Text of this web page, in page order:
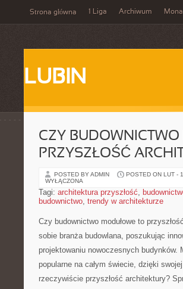
Strona główna 1 Liga Archiwum
LUBIN
CZY
PRZYSZŁOŚĆ
POSTED BY ADMIN POSTED ON LUT -
WYŁĄCZONA
Tagi: architektura przyszłość,
budownictwo, trendy w architekturze
Czy budownictwo modułowe ⁣to
sobie​ branża budowlana, ​poszukując
projektowaniu nowoczesnych budynków.
popularne ⁢na⁢ całym świecie, ⁤dzięki
rzeczywiście ⁤przyszłość architektury?